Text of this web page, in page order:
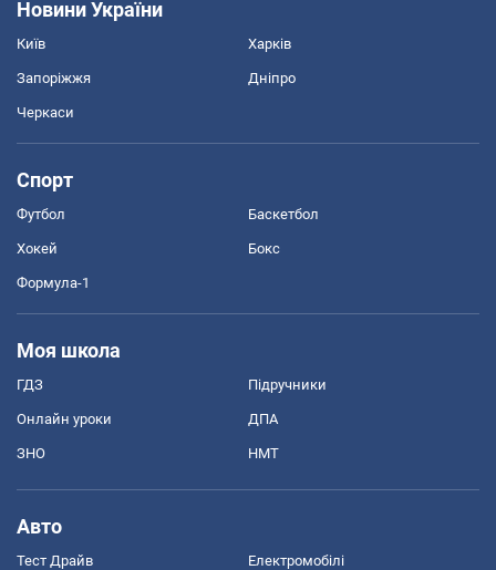
Новини України
Київ Харків
Запоріжжя Дніпро
Черкаси
Спорт
Футбол Баскетбол
Хокей Бокс
Формула-1
Моя школа
ГДЗ Підручники
Онлайн уроки ДПА
ЗНО НМТ
Авто
Тест Драйв Електромобілі